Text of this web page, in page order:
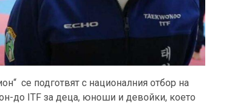
се подготвят с националния отбор на
до ITF за деца, юноши и девойки, което